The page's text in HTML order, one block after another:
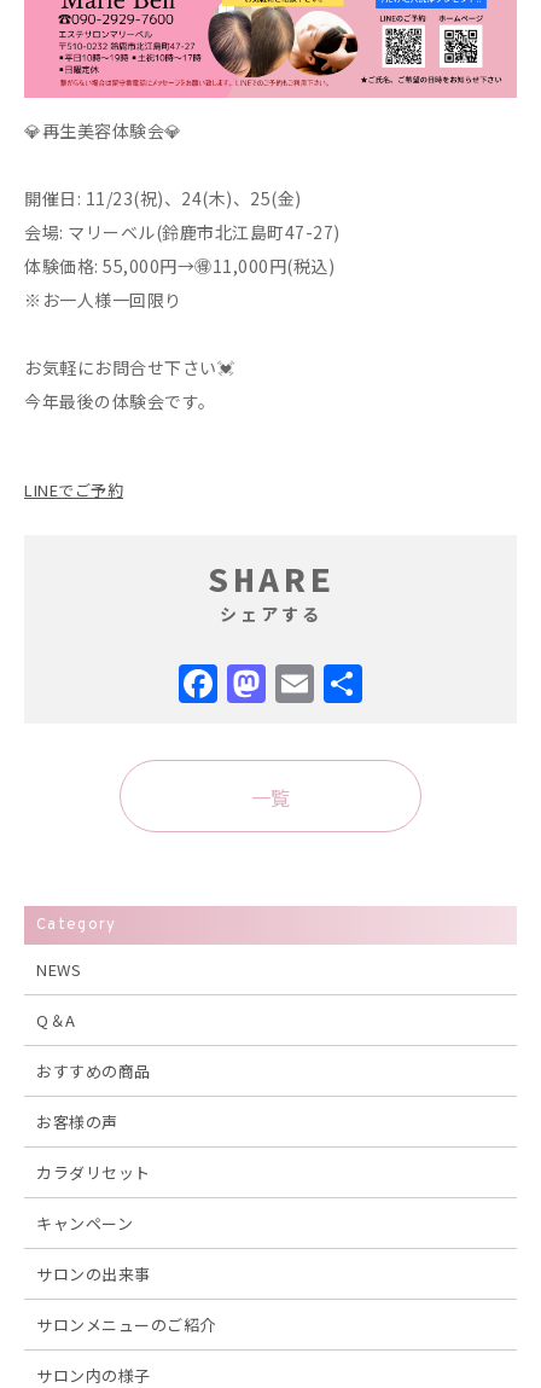
💎再生美容体験会💎
開催日: 11/23(祝)、24(木)、25(金)
会場: マリーベル(鈴鹿市北江島町47-27)
体験価格: 55,000円→🉐11,000円(税込)
※お一人様一回限り
お気軽にお問合せ下さい💓
今年最後の体験会です。
LINEでご予約
SHARE
シェアする
Facebook
Mastodon
Email
一覧
Category
NEWS
Q＆A
おすすめの商品
お客様の声
カラダリセット
キャンペーン
サロンの出来事
サロンメニューのご紹介
サロン内の様子